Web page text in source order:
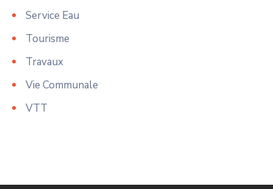
Service Eau
Tourisme
Travaux
Vie Communale
VTT